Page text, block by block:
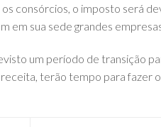
consórcios, o imposto será
em sua sede grandes
um período de transição
terão tempo para fazer